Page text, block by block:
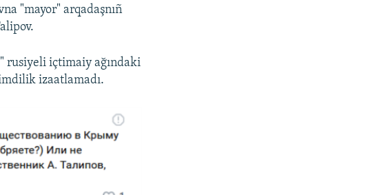
"mayor" arqadaşnıñ
rusiyeli içtimaiy ağındaki
izaatlamadı.